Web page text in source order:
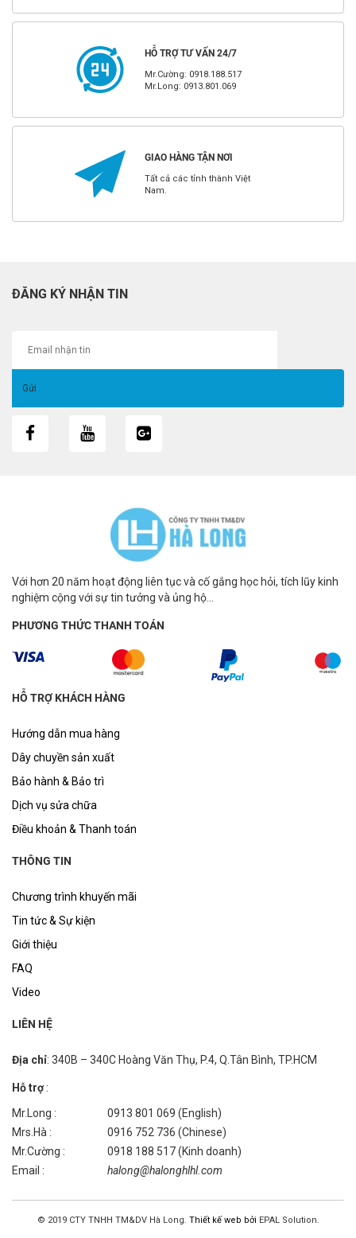
HỖ TRỢ TƯ VẤN 24/7
Mr.Cường: 0918.188.517
Mr.Long: 0913.801.069
GIAO HÀNG TẬN NƠI
Tất cả các tỉnh thành Việt
Nam.
ĐĂNG KÝ NHẬN TIN
Với hơn 20 năm hoạt động liên tục và cố gắng học hỏi, tích lũy kinh
nghiệm cộng với sự tin tưởng và ủng hộ...
PHƯƠNG THỨC THANH TOÁN
HỖ TRỢ KHÁCH HÀNG
Hướng dẫn mua hàng
Dây chuyền sản xuất
Bảo hành & Bảo trì
Dịch vụ sửa chữa
Điều khoản & Thanh toán
THÔNG TIN
Chương trình khuyến mãi
Tin tức & Sự kiện
Giới thiệu
FAQ
Video
LIÊN HỆ
Địa chỉ: 340B – 340C Hoàng Văn Thụ, P.4, Q.Tân Bình, TP.HCM
Hỗ trợ:
Mr.Long :
0913 801 069 (English)
Mrs.Hà :
0916 752 736 (Chinese)
Mr.Cường :
0918 188 517 (Kinh doanh)
Email :
halong@halonghlhl.com
© 2019 CTY TNHH TM&DV Hà Long. Thiết kế web bởi EPAL Solution.